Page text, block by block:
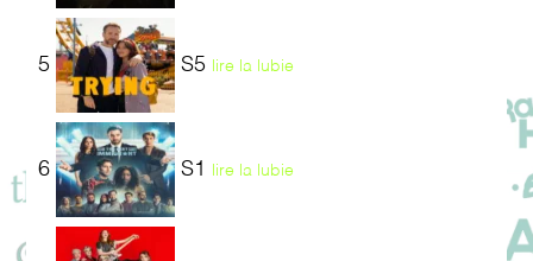
5 S5 lire la lubie
6 S1 lire la lubie